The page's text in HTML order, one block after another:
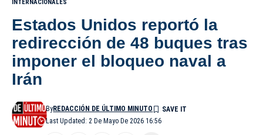
INTERNACIONALES
Estados Unidos reportó la
redirección de 48 buques tras
imponer el bloqueo naval a
Irán
Last Updated: 2 De Mayo De 2026 16:56
ByREDACCIÓN DE ÚLTIMO MINUTO